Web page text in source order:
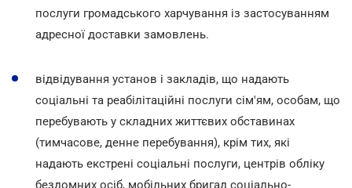
послуги громадського харчування із застосуванням
адресної доставки замовлень.
відвідування установ і закладів, що надають
соціальні та реабілітаційні послуги сім'ям, особам, що
перебувають у складних життєвих обставинах
(тимчасове, денне перебування), крім тих, які
надають екстрені соціальні послуги, центрів обліку
бездомних осіб, мобільних бригад соціально-